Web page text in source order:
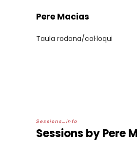
Pere Macias
Taula rodona/col·loqui
Sessions_info
Sessions by Pere